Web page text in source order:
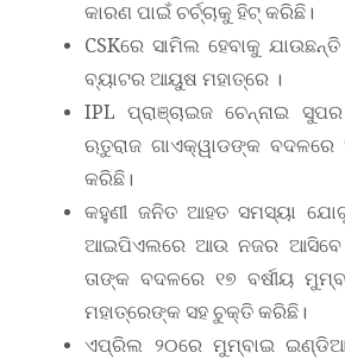
କାରଣ ପାଇଁ ଚର୍ଚ୍ଚାକୁ ହିଟ୍ କରିଛି।
CSKରେ ସାମିଲ ହେବାକୁ
ବ୍ୟାଟର ଆୟୁଷ ମହାତ୍ରେ ।
IPL ପ୍ରାଞ୍ଚାଇଜ ଚେନ୍ନାଇ
ଋତୁରାଜ ଗାଏକ୍ୱାଡଙ୍କ
କରିଛି।
କହୁଣୀ ଜନିତ ଆହତ ସମସ୍ୟା
ଆଇପିଏଲରେ ଆଉ ନଜର ଆସିବେ
ତାଙ୍କ ବଦଳରେ ୧୭ ବର୍ଷୀୟ
ମହାତ୍ରେଙ୍କ ସହ ଚୁକ୍ତି କରିଛି।
ଏପ୍ରିଲ ୨୦ରେ ମୁମ୍ବାଇ